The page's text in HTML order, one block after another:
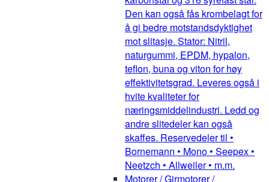
Den kan også fås krombelagt for
å gi bedre motstandsdyktighet
mot slitasje. Stator: Nitril,
naturgummi, EPDM, hypalon,
teflon, buna og viton for høy
effektivitetsgrad. Leveres også i
hvite kvaliteter for
næringsmiddelindustri. Ledd og
andre slitedeler kan også
skaffes. Reservedeler til •
Bornemann • Mono • Seepex •
Neetzch • Allweiler • m.m.
Motorer / Girmotorer /